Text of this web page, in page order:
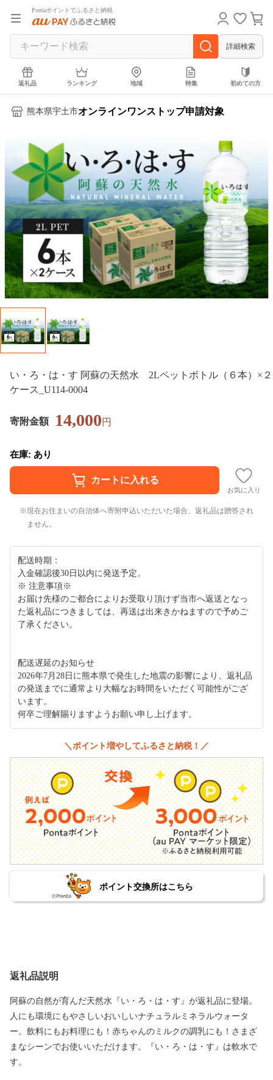
Pontaポイントでふるさと納税
詳細検索
返礼品 ランキング 地域 特集 初めての方
熊本県宇土市オンラインワンストップ申請対象
い・ろ・は・す 阿蘇の天然水 2Lペットボトル（６本）×２
ケース_U114-0004
寄附金額 14,000円
在庫: あり
お気に入り
現在お住まいの自治体へ寄附申込いただいた場合、返礼品は贈答され
ません。
配送時期：
入金確認後30日以内に発送予定。
※ 注意事項※
お届け先様のご都合によりお受取り頂けず当市へ返送となっ
た返礼品につきましては、再送は出来きかねますので予めご
了承ください。
配送遅延のお知らせ
2026年7月28日に熊本県で発生した地震の影響により、返礼品
の発送までに通常より大幅なお時間をいただく可能性がござ
います。
何卒ご理解賜りますようお願い申し上げます。
＼ポイント増やしてふるさと納税！／
ポイント交換所はこちら
返礼品説明
阿蘇の自然が育んだ天然水『い・ろ・は・す』が返礼品に登場。
人にも環境にもやさしいおいしいナチュラルミネラルウォータ
ー。飲料にもお料理にも！赤ちゃんのミルクの調乳にも！さまざ
まなシーンでお使いいただけます。『い・ろ・は・す』は軟水で
す。